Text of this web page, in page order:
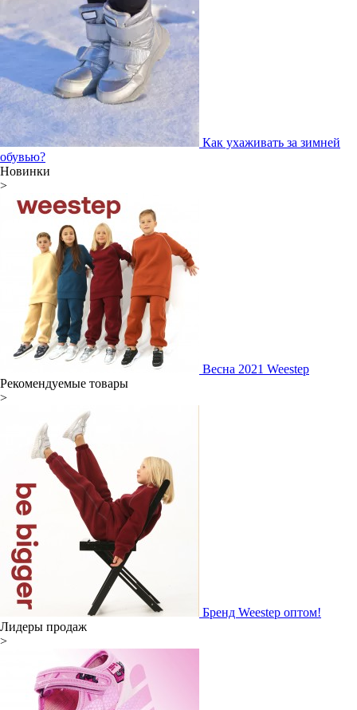
Как ухаживать за зимней
обувью?
Новинки
>
Весна 2021 Weestep
Рекомендуемые товары
>
Бренд Weestep оптом!
Лидеры продаж
>